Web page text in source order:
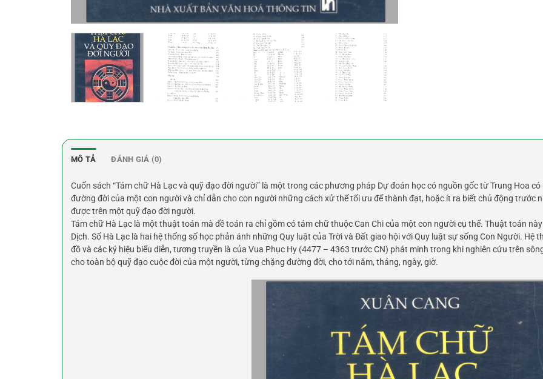
MÔ TẢ ĐÁNH GIÁ (0)
Cuốn sách “Tám chữ Hà Lạc và quỹ đạo đời người” là một trong các phương pháp Dự đoán học có nguồn gốc từ Trung Hoa
đường đời của một con người và chỉ dẫn cho con người những cách xử thế tối ưu để thành đạt, hoặc ít ra biết chủ động trước
được trên một quỹ đạo đời người.
Tám chữ Hà Lạc là một thuật toán mà đề toán ra chỉ gồm có tám chữ thuộc Can Chi của một con người cụ thể. Thuật toán
Dịch. Số Hà Lạc là hai hệ thống số học phản ánh những Quy luật của Trời và Đất giao hội với Quy luật sự sống Con Người. Hệ
đồ và các ký hiệu biểu diễn, tương truyền là của Vua Phục Hy (4477 – 4363 trước CN) phát minh trong khi nghiên cứu trên
cho toàn bộ quỹ đạo cuộc đời của một người, từng chặng đường đời, cho tới năm, tháng, ngày, giờ.